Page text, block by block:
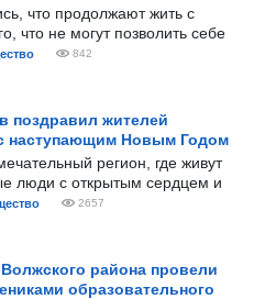
что продолжают жить с
что не могут позволить себе
842
поздравил жителей
наступающим Новым Годом
регион, где живут
люди с открытым сердцем и
2657
района провели
образовательного